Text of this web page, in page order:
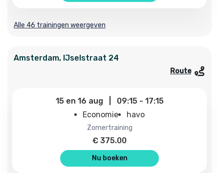
Alle 46 trainingen weergeven
Amsterdam, IJselstraat 24
Route
15 en 16 aug 09:15- 17:15
Economie
havo
zomertraining
€ 375.00
Nu boeken